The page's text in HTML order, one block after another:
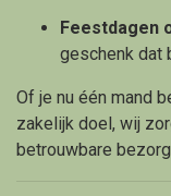
Feestdagen
geschenk dat
Of je nu één mand
zakelijk doel, wij
betrouwbare